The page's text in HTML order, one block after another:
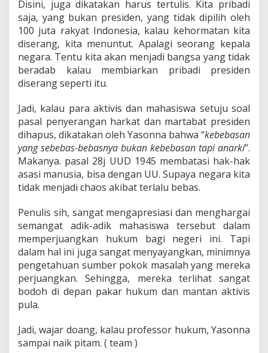
Disini, juga dikatakan harus tertulis. Kita pribadi
saja, yang bukan presiden, yang tidak dipilih oleh
100 juta rakyat Indonesia, kalau kehormatan kita
diserang, kita menuntut. Apalagi seorang kepala
negara. Tentu kita akan menjadi bangsa yang tidak
beradab kalau membiarkan pribadi presiden
diserang seperti itu.
Jadi, kalau para aktivis dan mahasiswa setuju soal
pasal penyerangan harkat dan martabat presiden
dihapus, dikatakan oleh Yasonna bahwa “kebebasan
yang sebebas-bebasnya bukan kebebasan tapi anarki”.
Makanya. pasal 28j UUD 1945 membatasi hak-hak
asasi manusia, bisa dengan UU. Supaya negara kita
tidak menjadi chaos akibat terlalu bebas.
Penulis sih, sangat mengapresiasi dan menghargai
semangat adik-adik mahasiswa tersebut dalam
memperjuangkan hukum bagi negeri ini. Tapi
dalam hal ini juga sangat menyayangkan, minimnya
pengetahuan sumber pokok masalah yang mereka
perjuangkan. Sehingga, mereka terlihat sangat
bodoh di depan pakar hukum dan mantan aktivis
pula.
Jadi, wajar doang, kalau professor hukum, Yasonna
sampai naik pitam. ( team )